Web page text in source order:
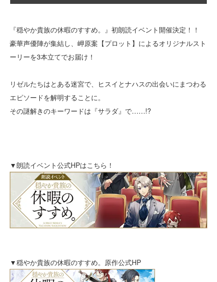
『穏やか貴族の休暇のすすめ。』初朗読イベント開催決定！！
豪華声優陣が集結し、岬原案【プロット】によるオリジナルスト
ーリーを3本立てでお届け！
リゼルたちはとある迷宮で、ヒスイとナハスの出会いにまつわる
エピソードを解明することに。
その謎解きのキーワードは『サラダ』で……!?
▼朗読イベント公式HPはこちら！
▼穏やか貴族の休暇のすすめ。原作公式HP